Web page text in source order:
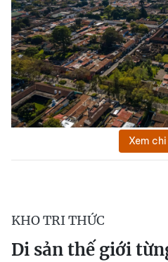
Xem
KHO TRI THỨC
Di sản thế giới